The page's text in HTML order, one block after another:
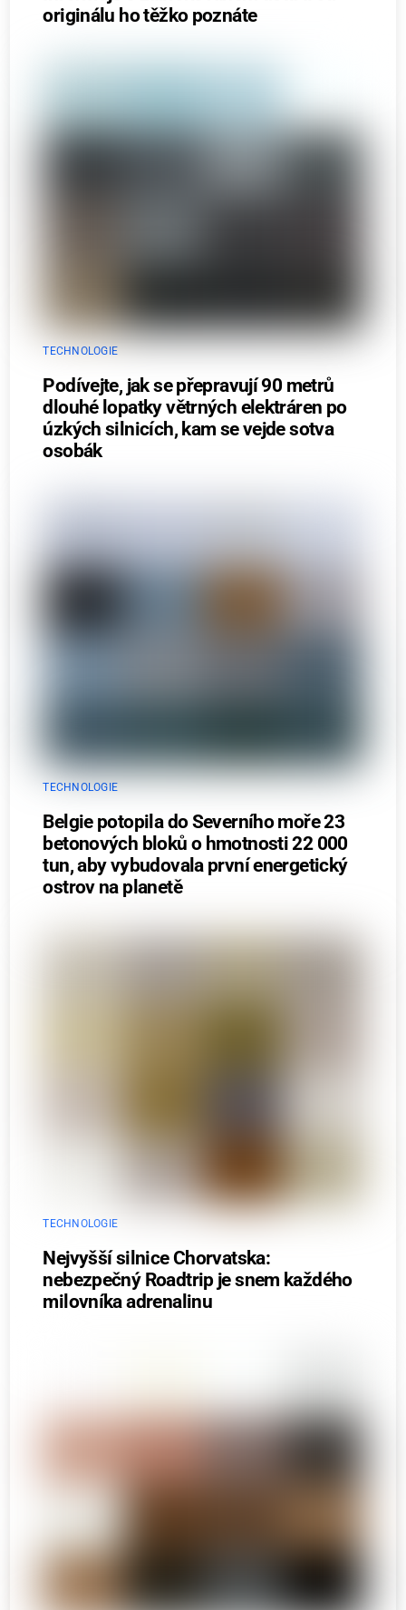
originálu ho těžko poznáte
TECHNOLOGIE
Podívejte, jak se přepravují 90 metrů
dlouhé lopatky větrných elektráren po
úzkých silnicích, kam se vejde sotva
osobák
TECHNOLOGIE
Belgie potopila do Severního moře 23
betonových bloků o hmotnosti 22 000
tun, aby vybudovala první energetický
ostrov na planetě
TECHNOLOGIE
Nejvyšší silnice Chorvatska:
nebezpečný Roadtrip je snem každého
milovníka adrenalinu